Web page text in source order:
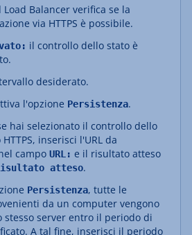
Load Balancer verifica se la
via HTTPS è possibile.
il controllo dello stato è
desiderato.
l'opzione Persistenza.
hai selezionato il controllo dello
HTTPS, inserisci l'URL da
campo URL: e il risultato atteso
atteso.
Persistenza, tutte le
da un computer vengono
stesso server entro il periodo di
A tal fine, inserisci il periodo